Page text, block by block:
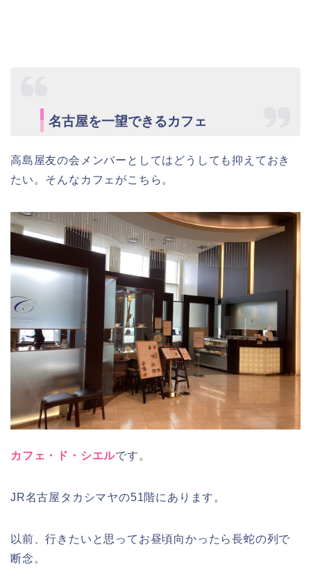
名古屋を一望できるカフェ
高島屋友の会メンバーとしてはどうしても抑えておき
たい。そんなカフェがこちら。
カフェ・ド・シエルです。
JR名古屋タカシマヤの51階にあります。
以前、行きたいと思ってお昼頃向かったら長蛇の列で
断念。